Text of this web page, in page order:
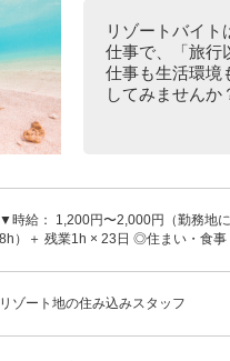
リゾートバイト
仕事で、「旅行
仕事も生活環境
してみませんか
▼時給： 1,200円〜2,000円（勤務地
8h）＋ 残業1h × 23日 ◎住まい・食
リゾート地の住み込みスタッフ